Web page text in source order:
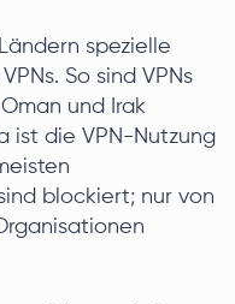
spezielle
So sind VPNs
und Irak
ist die VPN-Nutzung
blockiert; nur von